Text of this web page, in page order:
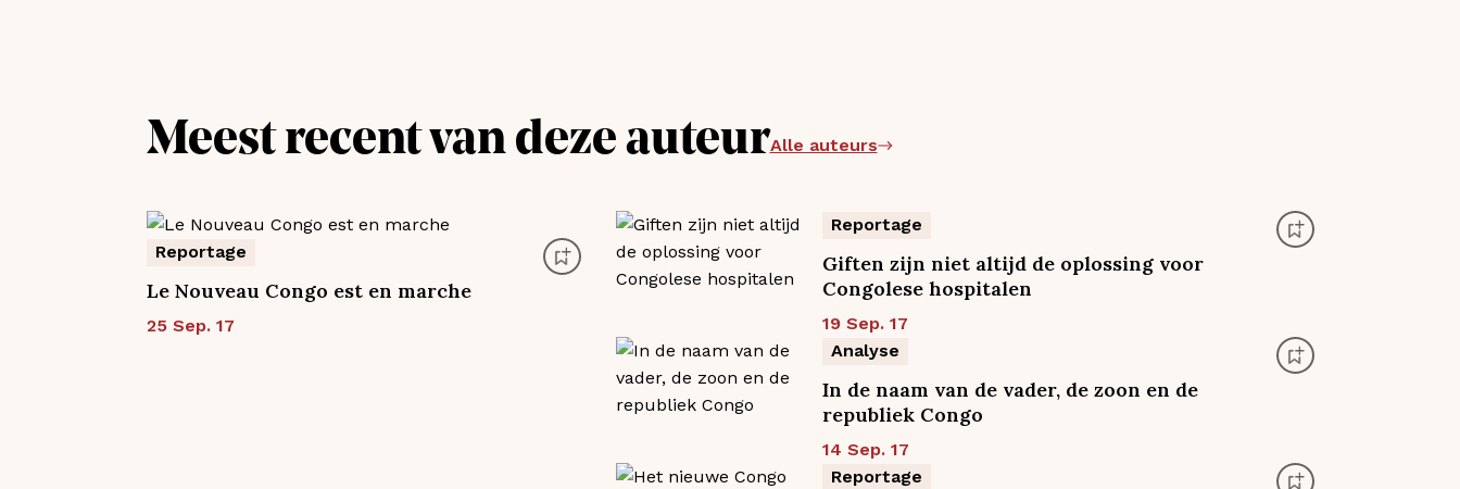
Meest recent van deze auteurAlle auteurs
Reportage
Le Nouveau Congo est en marche
25 Sep. 17
Reportage
Giften zijn niet altijd de oplossing voor
Congolese hospitalen
19 Sep. 17
Analyse
In de naam van de vader, de zoon en de
republiek Congo
14 Sep. 17
Reportage